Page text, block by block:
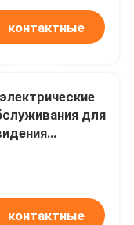
контактные
для
контактные